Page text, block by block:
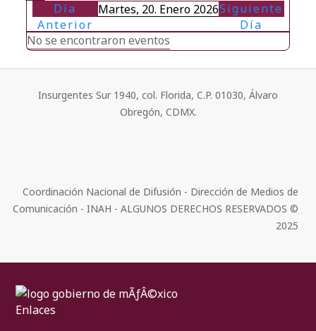
Día
Anterior
Martes, 20. Enero 2026Siguiente
Día
No se encontraron eventos
Insurgentes Sur 1940, col. Florida, C.P. 01030, Álvaro
Obregón, CDMX.
Coordinación Nacional de Difusión - Dirección de Medios de
Comunicación - INAH - ALGUNOS DERECHOS RESERVADOS ©
2025
Enlaces